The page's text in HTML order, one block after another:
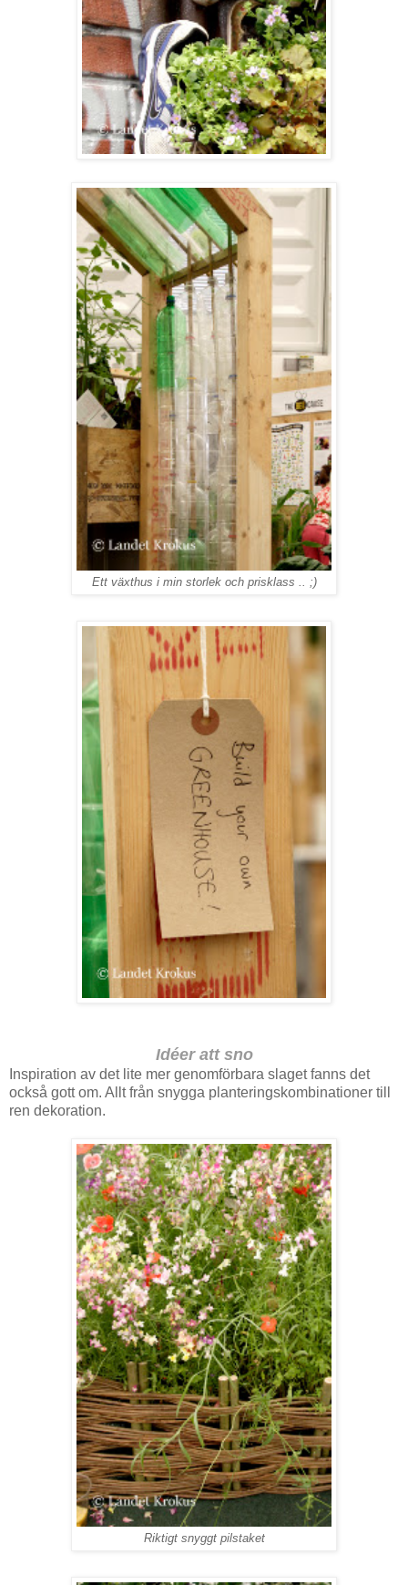
Ett växthus i min storlek och prisklass .. ;)
Idéer att sno
Inspiration av det lite mer genomförbara slaget fanns det
också gott om. Allt från snygga planteringskombinationer till
ren dekoration.
Riktigt snyggt pilstaket